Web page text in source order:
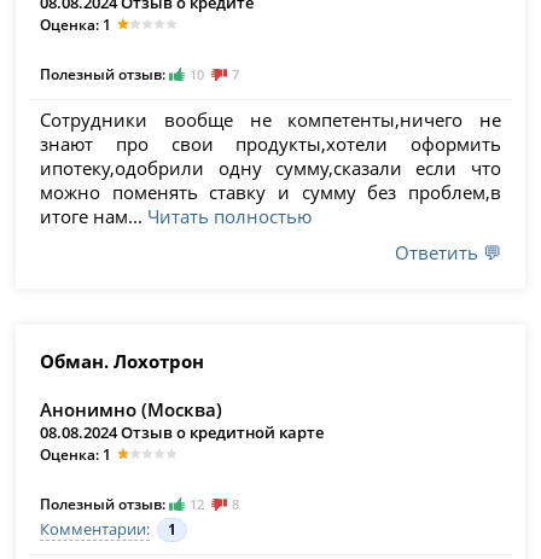
Оценка: 1
Полезный отзыв: 10 7
Сотрудники вообще не компетенты,ничего не
знают про свои продукты,хотели оформить
ипотеку,одобрили одну сумму,сказали если что
можно поменять ставку и сумму без проблем,в
итоге нам... Читать полностью
Ответить 💬
Обман. Лохотрон
Анонимно (Москва)
08.08.2024 Отзыв о кредитной карте
Оценка: 1
Полезный отзыв: 12 8
Комментарии: 1